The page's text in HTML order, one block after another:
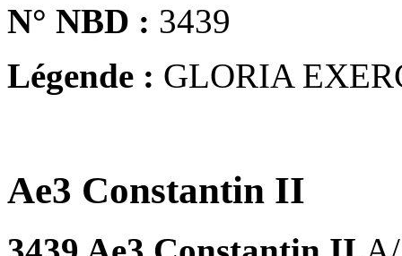
N° NBD : 3439
Légende : GLORIA
Ae3 Constantin II